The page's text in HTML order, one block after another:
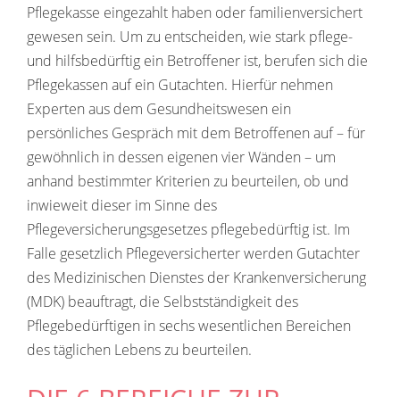
Pflegekasse eingezahlt haben oder familienversichert
gewesen sein. Um zu entscheiden, wie stark pflege-
und hilfsbedürftig ein Betroffener ist, berufen sich die
Pflegekassen auf ein Gutachten. Hierfür nehmen
Experten aus dem Gesundheitswesen ein
persönliches Gespräch mit dem Betroffenen auf – für
gewöhnlich in dessen eigenen vier Wänden – um
anhand bestimmter Kriterien zu beurteilen, ob und
inwieweit dieser im Sinne des
Pflegeversicherungsgesetzes pflegebedürftig ist. Im
Falle gesetzlich Pflegeversicherter werden Gutachter
des Medizinischen Dienstes der Krankenversicherung
(MDK) beauftragt, die Selbstständigkeit des
Pflegebedürftigen in sechs wesentlichen Bereichen
des täglichen Lebens zu beurteilen.